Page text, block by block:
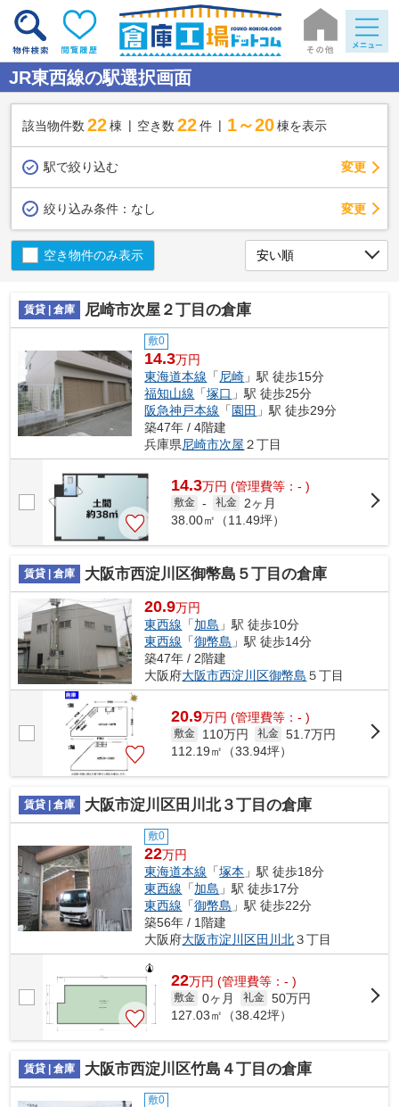
JR東西線の駅選択画面
該当物件数 22棟 空き数 22 件 1～20 棟を表示
駅で絞り込む 変更
絞り込み条件： なし 変更
空き物件のみ表示
賃貸 | 倉庫 尼崎市次屋２丁目の倉庫
敷0
14.3万円
東海道本線 「尼崎 」駅 徒歩15分
福知山線 「塚口 」駅 徒歩25分
阪急神戸本線 「園田 」駅 徒歩29分
築47年 / 4階建
兵庫県尼崎市次屋 ２丁目
14.3万円 (管理費等：- )
敷金 - 礼金
2ヶ月
38.00㎡（11.49坪）
賃貸 | 倉庫 大阪市西淀川区御幣島５丁目の倉庫
20.9万円
東西線 「加島 」駅 徒歩10分
東西線 「御幣島 」駅 徒歩14分
築47年 / 2階建
大阪府大阪市西淀川区御幣島 ５丁目
20.9万円 (管理費等：- )
敷金 110万円 礼金 51.7万円
112.19㎡（33.94坪）
賃貸 | 倉庫 大阪市淀川区田川北３丁目の倉庫
敷0
22万円
東海道本線 「塚本 」駅 徒歩18分
東西線 「加島 」駅 徒歩17分
東西線 「御幣島 」駅 徒歩22分
築56年 / 1階建
大阪府大阪市淀川区田川北３丁目
22万円 (管理費等：- )
敷金 0ヶ月 礼金 50万円
127.03㎡（38.42坪）
賃貸 | 倉庫 大阪市西淀川区竹島４丁目の倉庫
敷0